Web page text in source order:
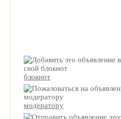
блокнот
модератору